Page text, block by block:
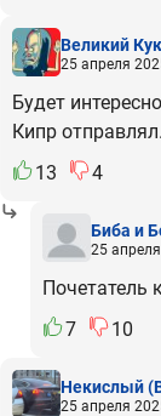
Великий
25 апреля
Будет
Кипр отправлял.
13
4
Биба и
25
Почетатель
7
10
Некислый
25 апреля